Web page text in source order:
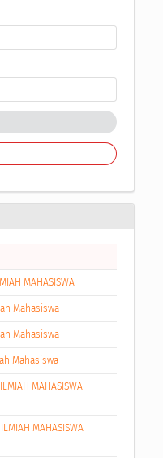
MAHASISWA
Mahasiswa
Mahasiswa
Mahasiswa
MAHASISWA
MAHASISWA